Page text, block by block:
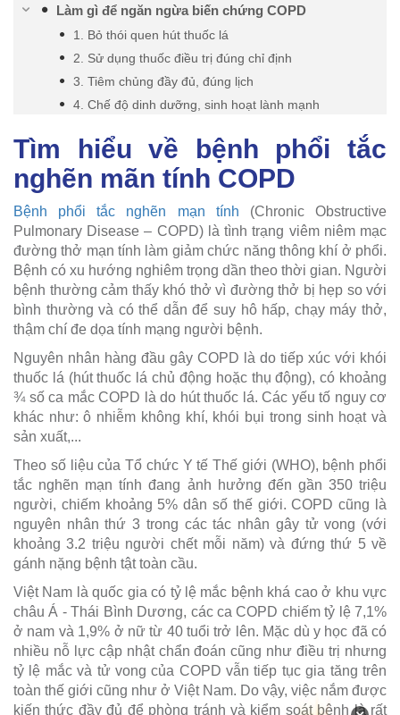
Làm gì để ngăn ngừa biến chứng COPD
1. Bỏ thói quen hút thuốc lá
2. Sử dụng thuốc điều trị đúng chỉ định
3. Tiêm chủng đầy đủ, đúng lịch
4. Chế độ dinh dưỡng, sinh hoạt lành mạnh
Tìm hiểu về bệnh phổi tắc
nghẽn mãn tính COPD
Bệnh phổi tắc nghẽn mạn tính (Chronic Obstructive
Pulmonary Disease – COPD) là tình trạng viêm niêm mạc
đường thở mạn tính làm giảm chức năng thông khí ở phổi.
Bệnh có xu hướng nghiêm trọng dần theo thời gian. Người
bệnh thường cảm thấy khó thở vì đường thở bị hẹp so với
bình thường và có thể dẫn để suy hô hấp, chạy máy thở,
thậm chí đe dọa tính mạng người bệnh.
Nguyên nhân hàng đầu gây COPD là do tiếp xúc với khói
thuốc lá (hút thuốc lá chủ động hoặc thụ động), có khoảng
¾ số ca mắc COPD là do hút thuốc lá. Các yếu tố nguy cơ
khác như: ô nhiễm không khí, khói bụi trong sinh hoạt và
sản xuất,...
Theo số liệu của Tổ chức Y tế Thế giới (WHO), bệnh phổi
tắc nghẽn mạn tính đang ảnh hưởng đến gần 350 triệu
người, chiếm khoảng 5% dân số thế giới. COPD cũng là
nguyên nhân thứ 3 trong các tác nhân gây tử vong (với
khoảng 3.2 triệu người chết mỗi năm) và đứng thứ 5 về
gánh nặng bệnh tật toàn cầu.
Việt Nam là quốc gia có tỷ lệ mắc bệnh khá cao ở khu vực
châu Á - Thái Bình Dương, các ca COPD chiếm tỷ lệ 7,1%
ở nam và 1,9% ở nữ từ 40 tuổi trở lên. Mặc dù y học đã có
nhiều nỗ lực cập nhật chẩn đoán cũng như điều trị nhưng
tỷ lệ mắc và tử vong của COPD vẫn tiếp tục gia tăng trên
toàn thế giới cũng như ở Việt Nam. Do vậy, việc nắm được
kiến thức đầy đủ để phòng tránh và kiểm soát bệnh là rất